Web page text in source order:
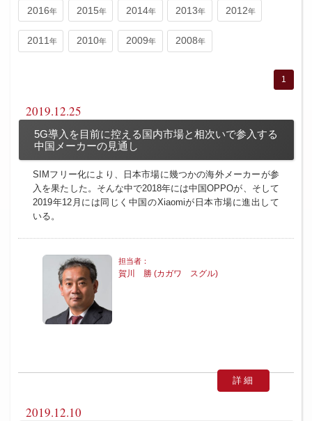
2016 2015 2014 2013 2012
2011 2010 2009 2008
1
2019.12.25
5G導入を目前に控える国内市場と相次いで参入する
中国メーカーの見通し
SIMフリー化により、日本市場に幾つかの海外メーカーが参
入を果たした。そんな中で2018年には中国OPPOが、そして
2019年12月には同じく中国のXiaomiが日本市場に進出して
いる。
賀川 勝 (カガワ スグル)
詳細
2019.12.10